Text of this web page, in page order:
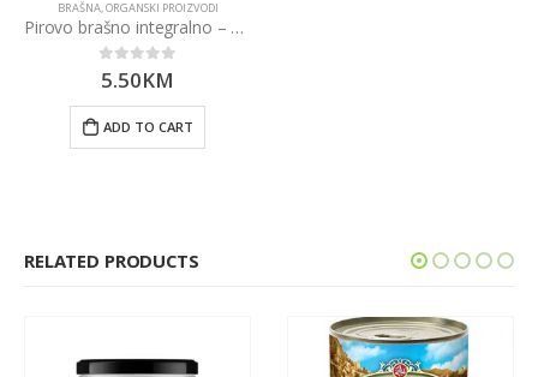
BRAŠNA,ORGANSKI PROIZVODI
Pirovo brašno integralno – 1000g Nutrigold
0out of 5
5.50KM
ADD TO CART
RELATED PRODUCTS